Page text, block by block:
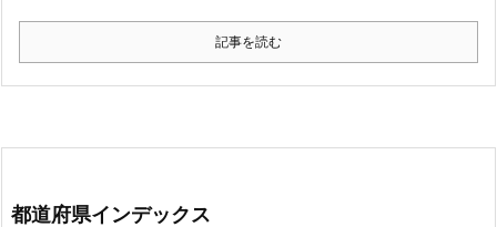
記事を読む
都道府県インデックス